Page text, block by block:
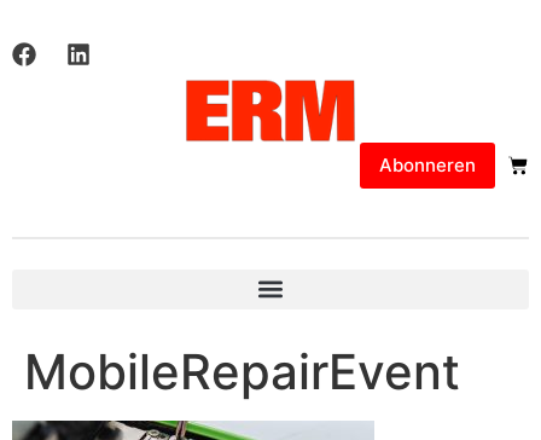
Abonneren
MobileRepairEvent